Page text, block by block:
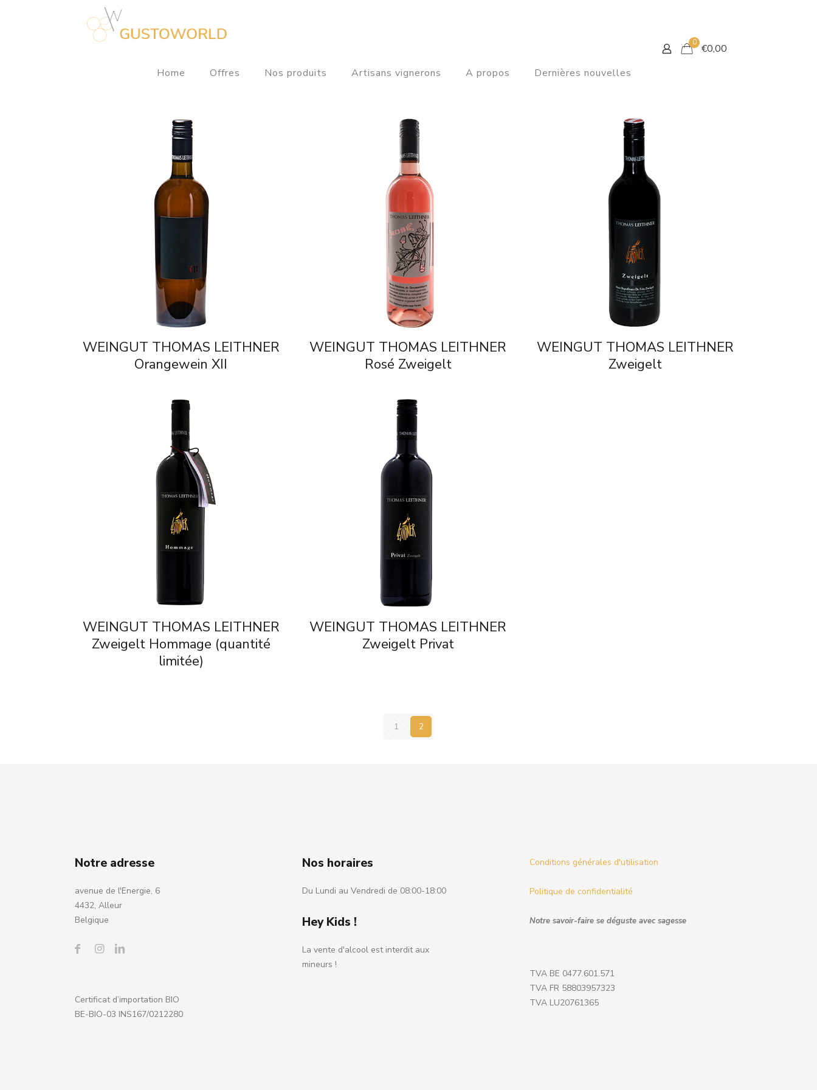
Home Offres Nos produits Artisans vignerons A propos Dernières nouvelles
0 €0,00
WEINGUT THOMAS LEITHNER
Orangewein XII
WEINGUT THOMAS LEITHNER
Rosé Zweigelt
WEINGUT THOMAS LEITHNER
Zweigelt
WEINGUT THOMAS LEITHNER
Zweigelt Hommage (quantité
limitée)
WEINGUT THOMAS LEITHNER
Zweigelt Privat
1 2
Notre adresse
avenue de l'Energie, 6
4432, Alleur
Belgique
Certificat d’importation BIO
BE-BIO-03 INS167/0212280
Nos horaires
Du Lundi au Vendredi de 08:00-18:00
Hey Kids !
La vente d'alcool est interdit aux
mineurs !
Conditions générales d'utilisation
Politique de confidentialité
Notre savoir-faire se déguste avec sagesse
TVA BE 0477.601.571
TVA FR 58803957323
TVA LU20761365